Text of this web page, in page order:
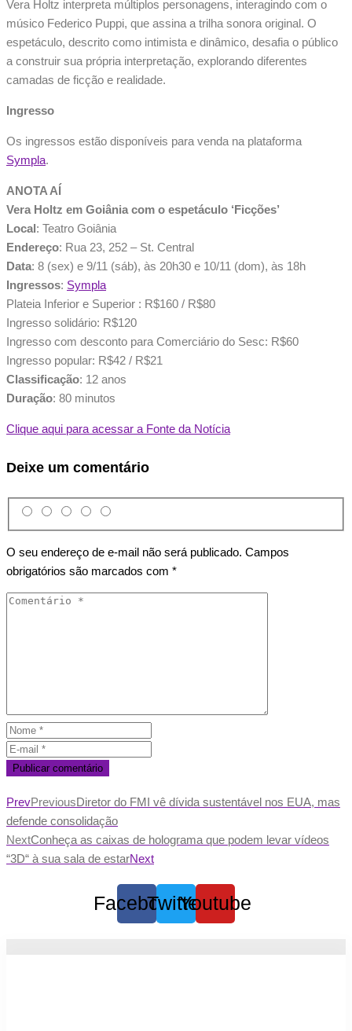
Vera Holtz interpreta múltiplos personagens, interagindo com o
músico Federico Puppi, que assina a trilha sonora original. O
espetáculo, descrito como intimista e dinâmico, desafia o público
a construir sua própria interpretação, explorando diferentes
camadas de ficção e realidade.
Ingresso
Os ingressos estão disponíveis para venda na plataforma
Sympla.
ANOTA AÍ
Vera Holtz em Goiânia com o espetáculo ‘Ficções’
Local: Teatro Goiânia
Endereço: Rua 23, 252 – St. Central
Data: 8 (sex) e 9/11 (sáb), às 20h30 e 10/11 (dom), às 18h
Ingressos: Sympla
Plateia Inferior e Superior : R$160 / R$80
Ingresso solidário: R$120
Ingresso com desconto para Comerciário do Sesc: R$60
Ingresso popular: R$42 / R$21
Classificação: 12 anos
Duração: 80 minutos
Clique aqui para acessar a Fonte da Notícia
Deixe um comentário
O seu endereço de e-mail não será publicado. Campos
obrigatórios são marcados com *
PrevPreviousDiretor do FMI vê dívida sustentável nos EUA, mas
defende consolidação
NextConheça as caixas de holograma que podem levar vídeos
“3D“ à sua sala de estarNext
Facebook
TwitterYoutube